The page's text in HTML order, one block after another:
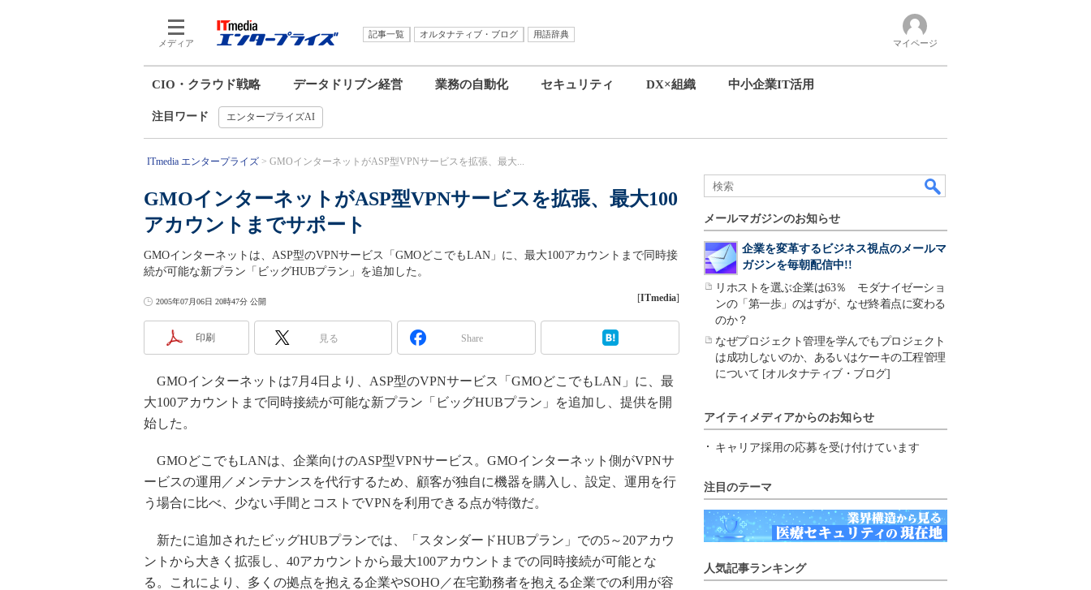
メディア
記事一覧 オルタナティブ・ブログ
用語辞典
マイページ
CIO・クラウド戦略 データドリブン経営 業務の自動化 セキュリティ DX×組織 中小企業IT活用
注目ワード エンタープライズAI
ITmedia エンタープライズ GMOインターネットがASP型VPNサービスを拡張、最大...
GMOインターネットがASP型VPNサービスを拡張、最大100
アカウントまでサポート
GMOインターネットは、ASP型のVPNサービス「GMOどこでもLAN」に、最大100アカウントまで同時接
続が可能な新プラン「ビッグHUBプラン」を追加した。
2005年07月06日 20時47分 公開 [ITmedia]
印刷 見る Share
GMOインターネットは7月4日より、ASP型のVPNサービス「GMOどこでもLAN」に、最
大100アカウントまで同時接続が可能な新プラン「ビッグHUBプラン」を追加し、提供を開
始した。
GMOどこでもLANは、企業向けのASP型VPNサービス。GMOインターネット側がVPNサ
ービスの運用／メンテナンスを代行するため、顧客が独自に機器を購入し、設定、運用を行
う場合に比べ、少ない手間とコストでVPNを利用できる点が特徴だ。
新たに追加されたビッグHUBプランでは、「スタンダードHUBプラン」での5～20アカウ
ントから大きく拡張し、40アカウントから最大100アカウントまでの同時接続が可能とな
る。これにより、多くの拠点を抱える企業やSOHO／在宅勤務者を抱える企業での利用が容
メールマガジンのお知らせ
企業を変革するビジネス視点のメールマ
ガジンを毎朝配信中!!
リホストを選ぶ企業は63％ モダナイゼーショ
ンの「第一歩」のはずが、なぜ終着点に変わる
のか？
なぜプロジェクト管理を学んでもプロジェクト
は成功しないのか、あるいはケーキの工程管理
について [オルタナティブ・ブログ]
アイティメディアからのお知らせ
キャリア採用の応募を受け付けています
注目のテーマ
人気記事ランキング